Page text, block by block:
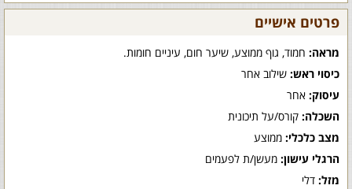
פרטים אישיים
מראה: חמוד, גוף ממוצע, שיער חום, עיניים חומות.
כיסוי ראש: שילוב אחר
עיסוק: אחר
השכלה: קורס/על תיכונית
מצב כלכלי: ממוצע
הרגלי עישון: מעשן/ת לפעמים
מזל: דלי